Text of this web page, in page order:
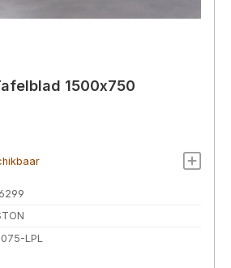
1500x750
LPL